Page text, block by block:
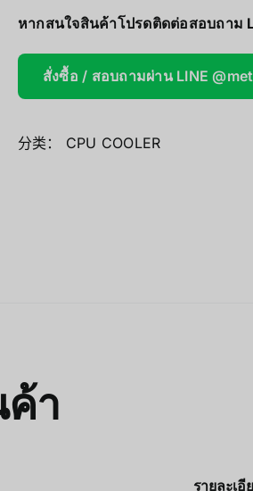
หากสนใจสินค้าโปรดติดต่อสอบถาม
สั่งซื้อ / สอบถามผ่าน LINE
分类： CPU COOLER
ค้า
รายละเอี